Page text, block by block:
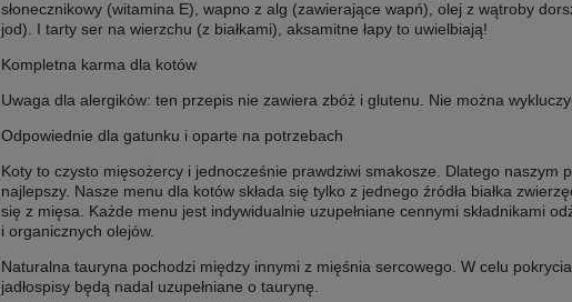
słonecznikowy (witamina E), wapno z alg (zawierające wapń), olej z wątroby
jod). I tarty ser na wierzchu (z białkami), aksamitne łapy to uwielbiają!
Kompletna karma dla kotów
Uwaga dla alergików: ten przepis nie zawiera zbóż i glutenu. Nie można
Odpowiednie dla gatunku i oparte na potrzebach
Koty to czysto mięsożercy i jednocześnie prawdziwi smakosze. Dlatego naszym
najlepszy. Nasze menu dla kotów składa się tylko z jednego źródła białka
się z mięsa. Każde menu jest indywidualnie uzupełniane cennymi składnikami
i organicznych olejów.
Naturalna tauryna pochodzi między innymi z mięśnia sercowego. W celu
jadłospisy będą nadal uzupełniane o taurynę.